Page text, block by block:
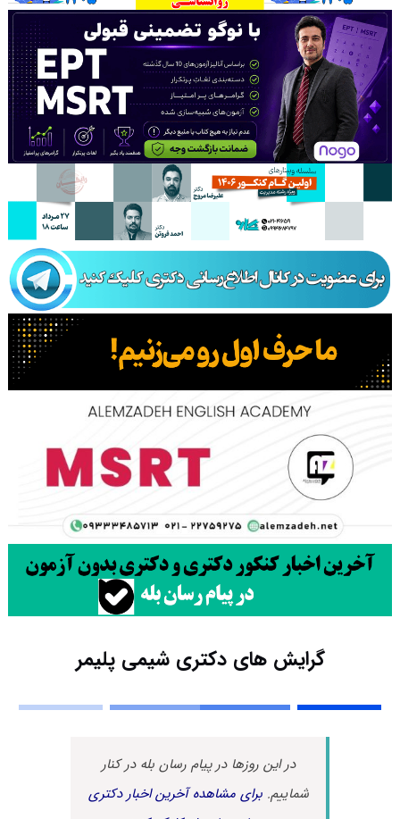
گرایش های دکتری شیمی پلیمر
در این روزها در پیام رسان بله در کنار
شماییم.برای مشاهده آخرین اخبار دکتری